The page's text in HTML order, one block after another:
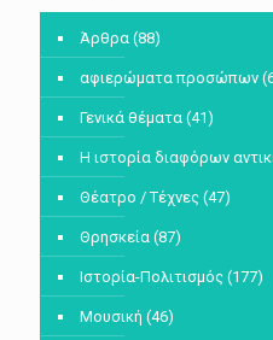
Άρθρα (88)
αφιερώματα προσώπων
Γενικά θέματα (41)
Η ιστορία διαφόρων
Θέατρο / Τέχνες (47)
Θρησκεία (87)
Ιστορία-Πολιτισμός (177)
Μουσική (46)